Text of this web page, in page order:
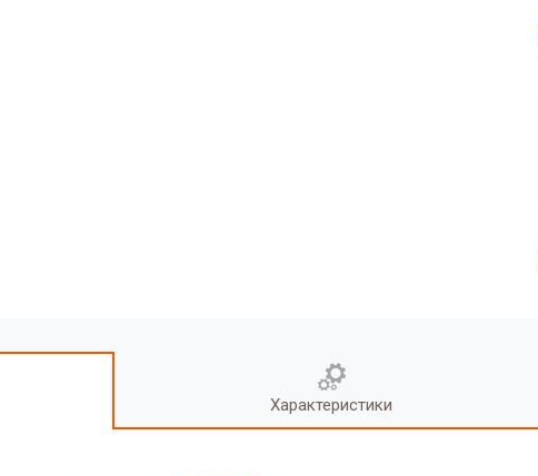
Характеристики